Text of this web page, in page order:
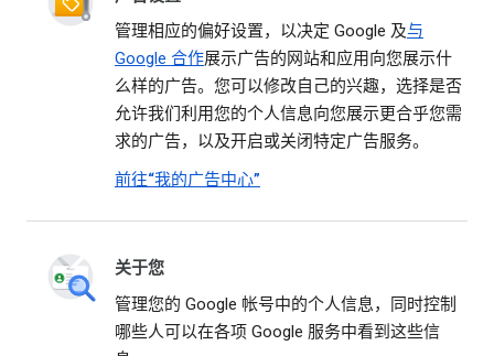
管理相应的偏好设置，以决定 Google 及与
Google 合作展示广告的网站和应用向您展示什
么样的广告。您可以修改自己的兴趣，选择是否
允许我们利用您的个人信息向您展示更合乎您需
求的广告，以及开启或关闭特定广告服务。
前往“我的广告中心”
关于您
管理您的 Google 帐号中的个人信息，同时控制
哪些人可以在各项 Google 服务中看到这些信